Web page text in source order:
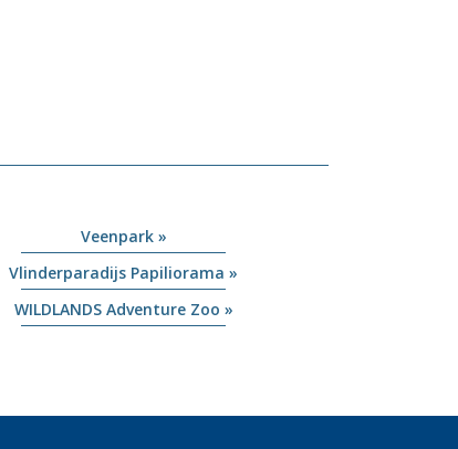
Veenpark »
Vlinderparadijs Papiliorama »
WILDLANDS Adventure Zoo »